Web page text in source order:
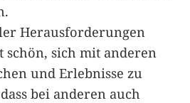
Herausforderungen
schön, sich mit anderen
und Erlebnisse zu
bei anderen auch